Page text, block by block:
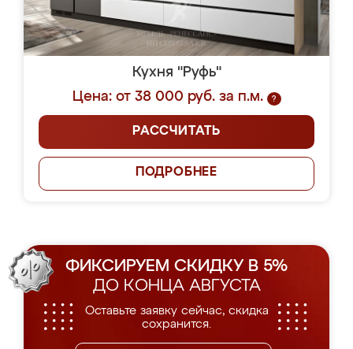
Кухня "Руфь"
Цена: от 38 000 руб. за п.м.
?
РАССЧИТАТЬ
ПОДРОБНЕЕ
ФИКСИРУЕМ СКИДКУ В 5%
ДО КОНЦА АВГУСТА
Оставьте заявку сейчас, скидка
сохранится.